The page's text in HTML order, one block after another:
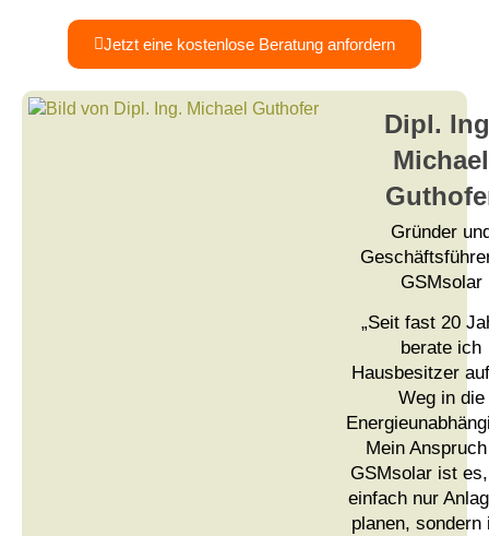
Jetzt eine kostenlose Beratung anfordern
Dipl.
Michael
Gründer
GSMsolar
„Seit fast 20
berate ich
Hausbesitzer
Weg in die
Mein
GSMsolar ist
einfach nur
planen, sondern